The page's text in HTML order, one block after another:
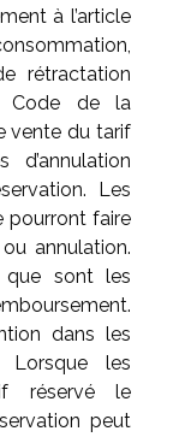
à l’article
rétractation
Code de la
vente du tarif
Les
pourront faire
annulation.
que sont les
dans les
les
réservé le
peut